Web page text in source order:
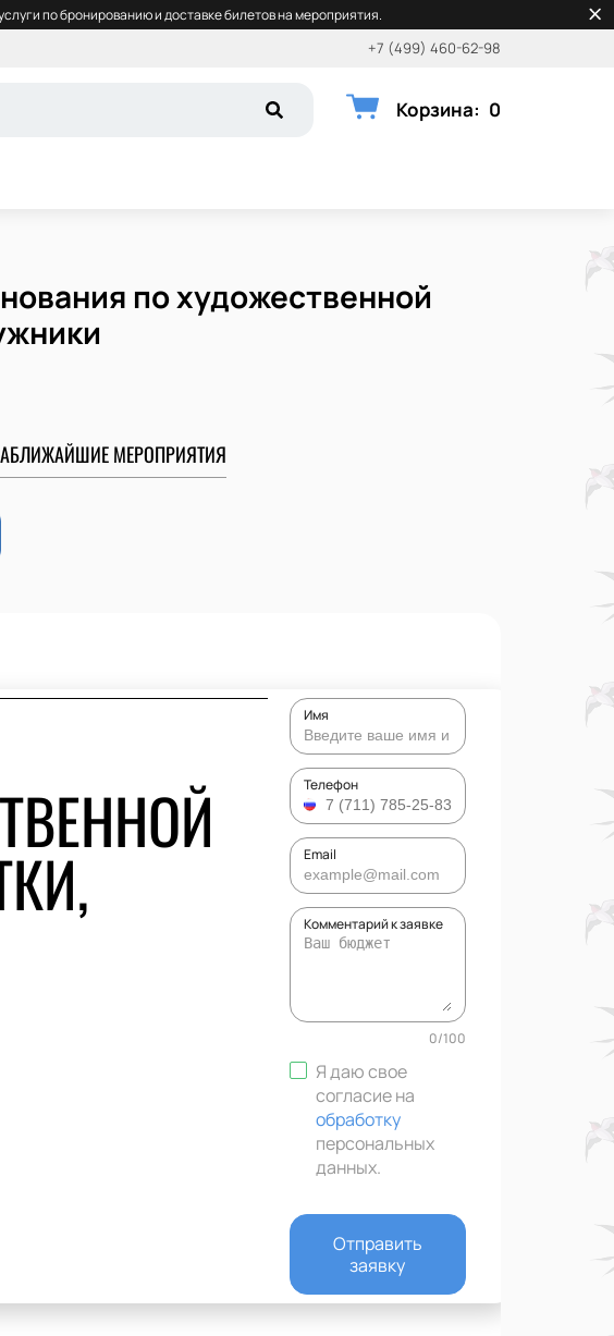
по бронированию и доставке билетов на мероприятия.
+7 (499) 460-62-98
Корзина: 0
по художественной
БЛИЖАЙШИЕ МЕРОПРИЯТИЯ
Имя
Телефон
Email
Комментарий к заявке
0/100
Я даю свое
согласие на
обработку
персональных
данных.
Отправить
заявку